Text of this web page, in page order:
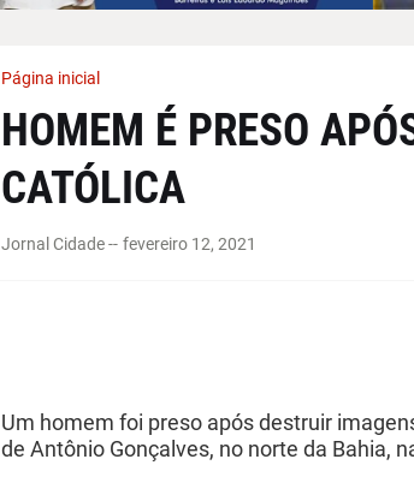
Página inicial
HOMEM É PRESO
CATÓLICA
Jornal Cidade -- fevereiro 12, 2021
Um homem foi preso após destruir
de Antônio Gonçalves, no norte da Bahia,